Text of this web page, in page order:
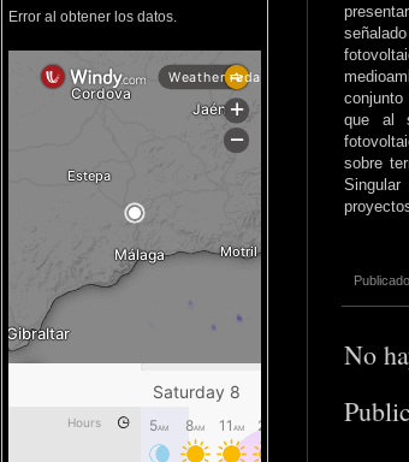
que al
sobre
No
Error al obtener los datos.